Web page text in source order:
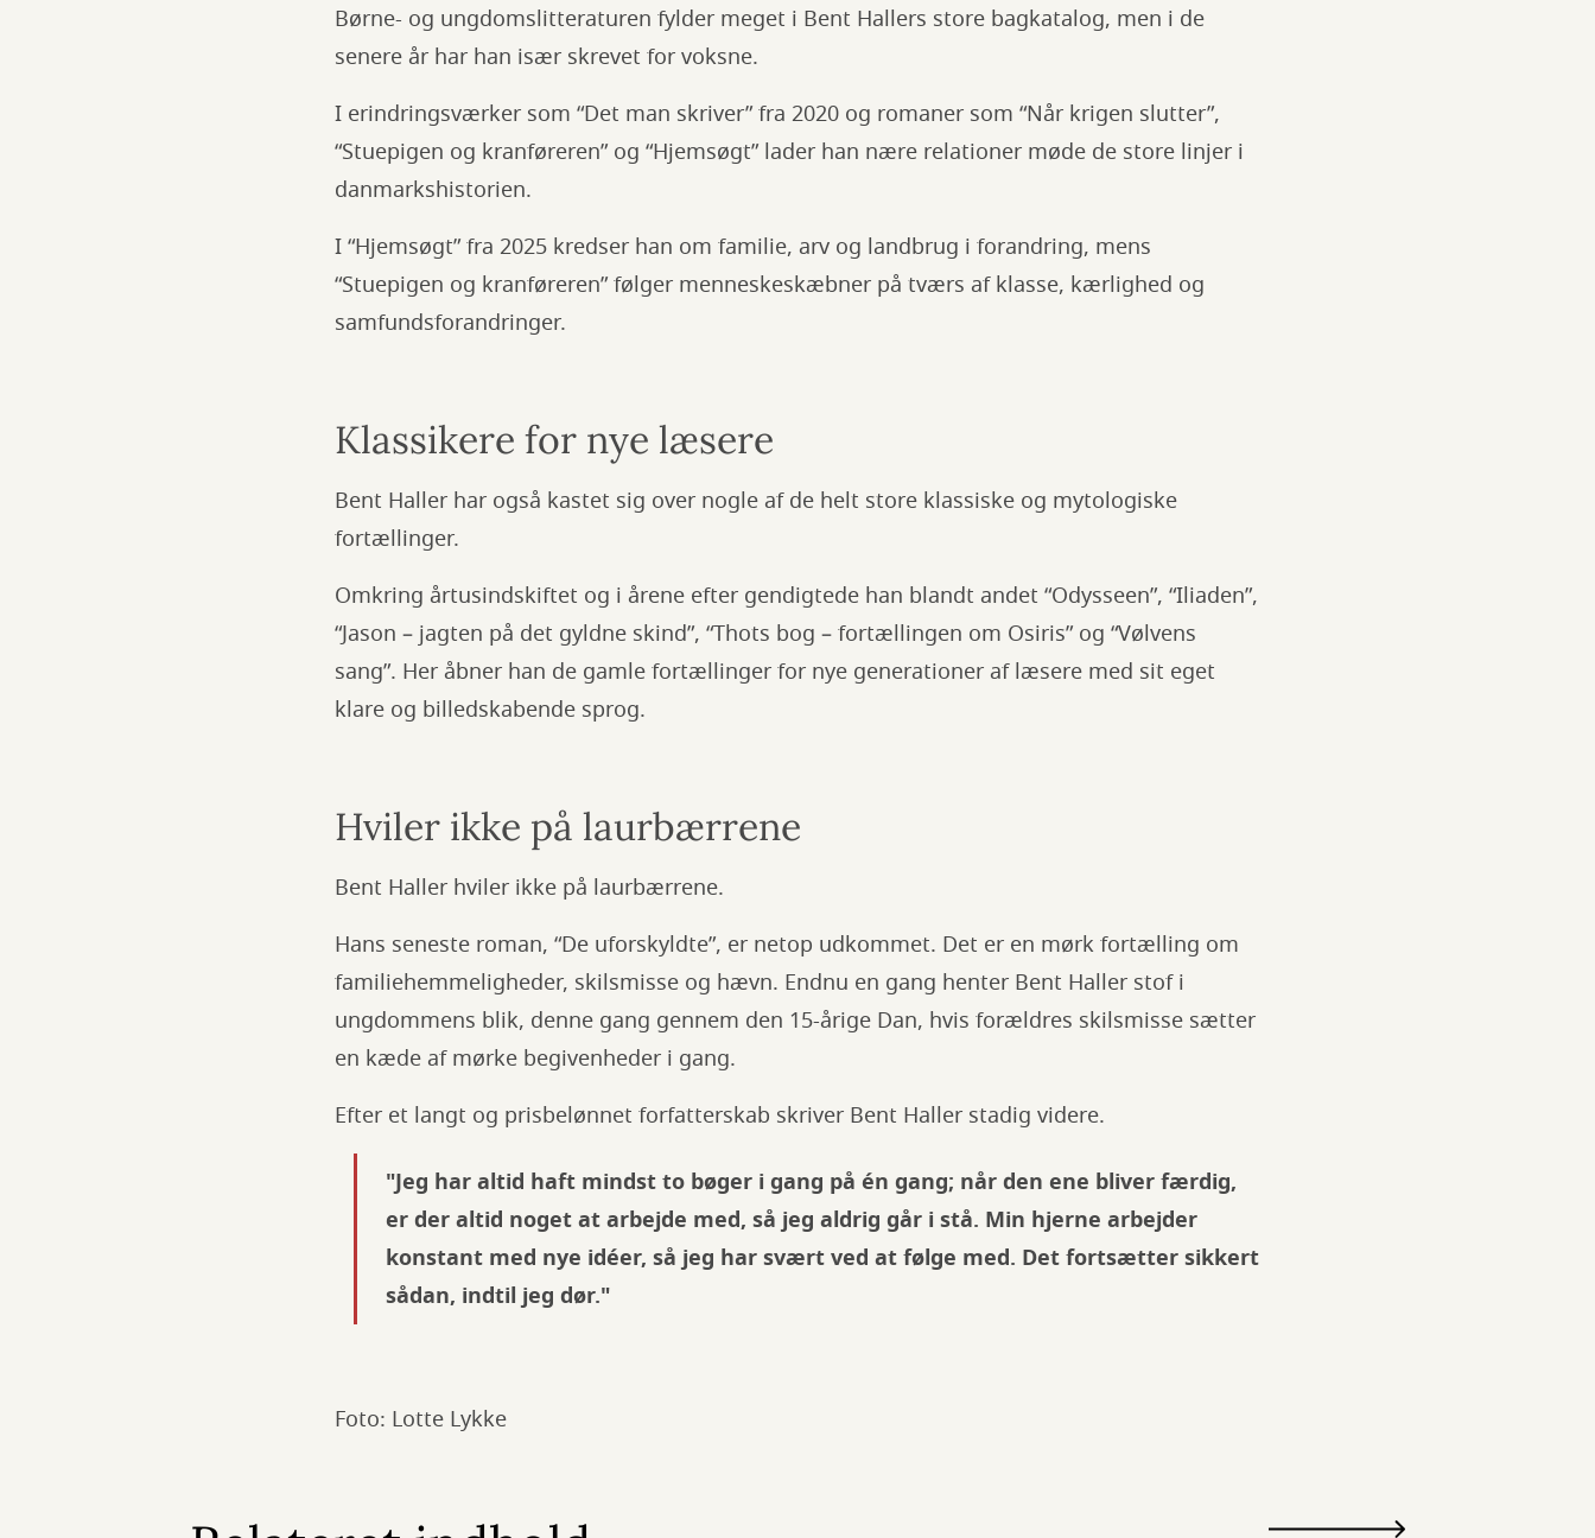
Børne- og ungdomslitteraturen fylder meget i Bent Hallers store bagkatalog, men i de
senere år har han især skrevet for voksne.
I erindringsværker som “Det man skriver” fra 2020 og romaner som “Når krigen slutter”,
“Stuepigen og kranføreren” og “Hjemsøgt” lader han nære relationer møde de store linjer i
danmarkshistorien.
I “Hjemsøgt” fra 2025 kredser han om familie, arv og landbrug i forandring, mens
“Stuepigen og kranføreren” følger menneskeskæbner på tværs af klasse, kærlighed og
samfundsforandringer.
Klassikere for nye læsere
Bent Haller har også kastet sig over nogle af de helt store klassiske og mytologiske
fortællinger.
Omkring årtusindskiftet og i årene efter gendigtede han blandt andet “Odysseen”, “Iliaden”,
“Jason – jagten på det gyldne skind”, “Thots bog – fortællingen om Osiris” og “Vølvens
sang”. Her åbner han de gamle fortællinger for nye generationer af læsere med sit eget
klare og billedskabende sprog.
Hviler ikke på laurbærrene
Bent Haller hviler ikke på laurbærrene.
Hans seneste roman, “De uforskyldte”, er netop udkommet. Det er en mørk fortælling om
familiehemmeligheder, skilsmisse og hævn. Endnu en gang henter Bent Haller stof i
ungdommens blik, denne gang gennem den 15-årige Dan, hvis forældres skilsmisse sætter
en kæde af mørke begivenheder i gang.
Efter et langt og prisbelønnet forfatterskab skriver Bent Haller stadig videre.
"Jeg har altid haft mindst to bøger i gang på én gang; når den ene bliver færdig,
er der altid noget at arbejde med, så jeg aldrig går i stå. Min hjerne arbejder
konstant med nye idéer, så jeg har svært ved at følge med. Det fortsætter sikkert
sådan, indtil jeg dør."
Foto: Lotte Lykke